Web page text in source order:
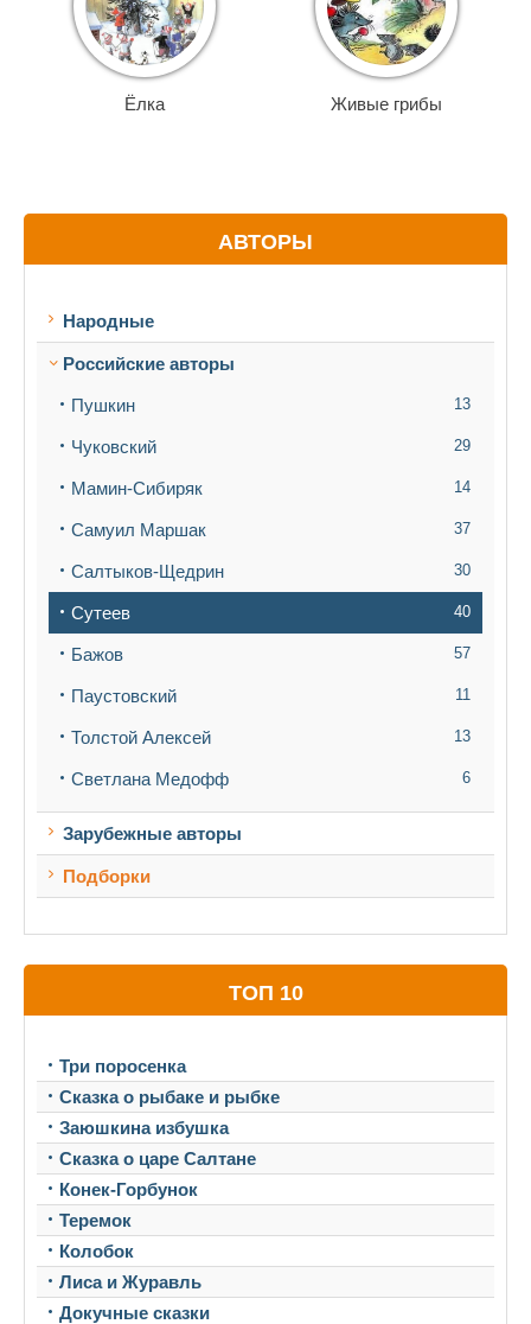
Ёлка Живые грибы
АВТОРЫ
Народные
Российские авторы
Пушкин 13
Чуковский 29
Мамин-Сибиряк 14
Самуил Маршак 37
Салтыков-Щедрин 30
Сутеев 40
Бажов 57
Паустовский 11
Толстой Алексей 13
Светлана Медофф 6
Зарубежные авторы
Подборки
ТОП 10
Три поросенка
Сказка о рыбаке и рыбке
Заюшкина избушка
Сказка о царе Салтане
Конек-Горбунок
Теремок
Колобок
Лиса и Журавль
Докучные сказки